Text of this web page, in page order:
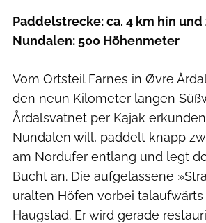
Paddelstrecke: ca. 4 km hin und
Nundalen: 500 Höhenmeter
Vom Ortsteil Farnes in Øvre
den neun Kilometer langen
Årdalsvatnet per Kajak
Nundalen will, paddelt knapp
am Nordufer entlang und legt
Bucht an. Die aufgelassene
uralten Höfen vorbei
Haugstad. Er wird gerade